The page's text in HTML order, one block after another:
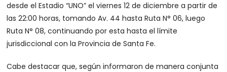
desde el Estadio “UNO” el viernes 12 de diciembre a partir de
las 22:00 horas, tomando Av. 44 hasta Ruta N° 06, luego
Ruta N° 08, continuando por esta hasta el límite
jurisdiccional con la Provincia de Santa Fe.
Cabe destacar que, según informaron de manera conjunta